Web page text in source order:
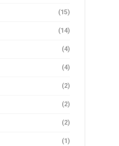
(15)
(14)
(4)
(4)
(2)
(2)
(2)
(1)